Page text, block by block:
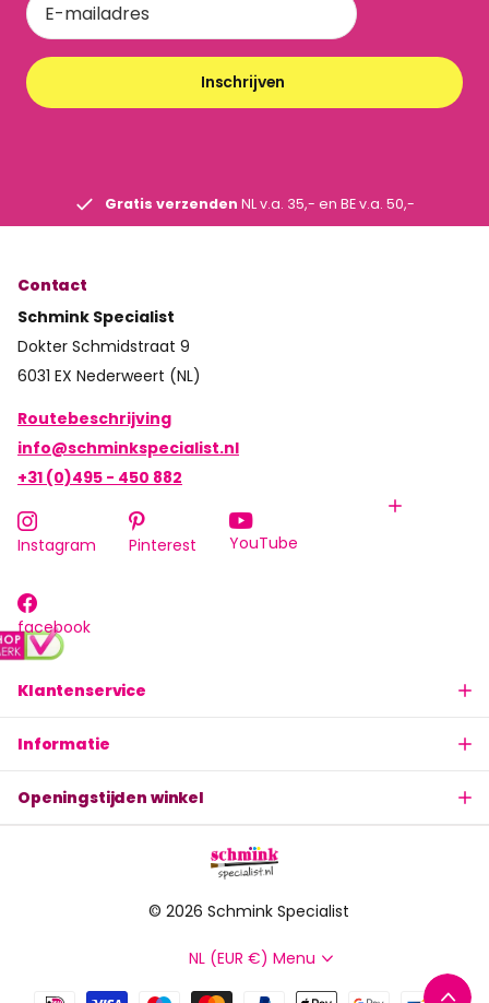
Inschrijven
Gratis verzenden NL v.a. 35,- en BE v.a. 50,-
Klantenservice
Informatie
Openingstijden winkel
Contact
Schmink Specialist
Dokter Schmidstraat 9
6031 EX Nederweert (NL)
Routebeschrijving
info@schminkspecialist.nl
+31 (0)495 - 450 882
Instagram Pinterest YouTube
facebook
© 2026 Schmink Specialist
NL (EUR €) Menu